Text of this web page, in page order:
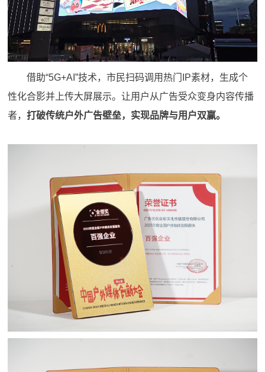
借助“5G+AI”技术，市民扫码调用热门IP素材，生成个
性化合影并上传大屏展示。让用户从广告受众变身内容传播
者，打破传统户外广告壁垒，实现品牌与用户双赢。